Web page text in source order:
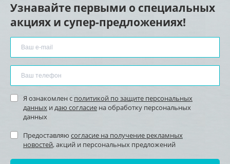
Узнавайте первыми о специальных
акциях и супер-предложениях!
Я ознакомлен с политикой по защите персональных
данных и даю согласие на обработку персональных
данных
Предоставляю согласие на получение рекламных
новостей, акций и персональных предложений